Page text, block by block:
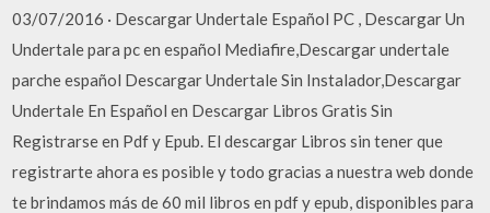
03/07/2016 · Descargar Undertale Español PC , Descargar Un
Undertale para pc en español Mediafire,Descargar undertale
parche español Descargar Undertale Sin Instalador,Descargar
Undertale En Español en Descargar Libros Gratis Sin
Registrarse en Pdf y Epub. El descargar Libros sin tener que
registrarte ahora es posible y todo gracias a nuestra web donde
te brindamos más de 60 mil libros en pdf y epub, disponibles para